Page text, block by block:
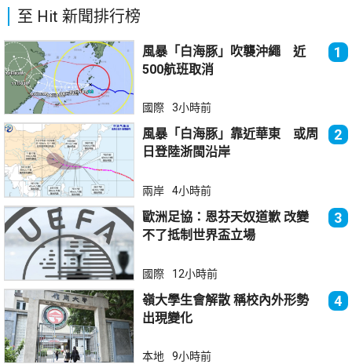
至 Hit 新聞排行榜
風暴「白海豚」吹襲沖繩 近
500航班取消
1
國際 3小時前
風暴「白海豚」靠近華東 或周
日登陸浙閩沿岸
2
兩岸 4小時前
歐洲足協：恩芬天奴道歉 改變
不了抵制世界盃立場
3
國際 12小時前
嶺大學生會解散 稱校內外形勢
出現變化
4
本地 9小時前